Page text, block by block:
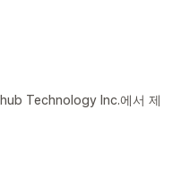
Technology Inc.에서 제